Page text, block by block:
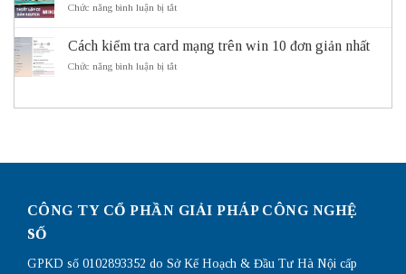
thông
minh
ITS
động
sử
dụng
Subnetting
Chức năng bình luận bị tắtở
cấu
Cách kiểm tra card mạng trên win 10 đơn giản nhất
Chức năng bình luận bị tắtở
tra
win
nhất
CÔNG TY CỔ PHẦN GIẢI PHÁP CÔNG NGHỆ
SỐ
GPKD số 0102893352 do Sở Kế Hoạch & Đầu Tư Hà Nội cấp